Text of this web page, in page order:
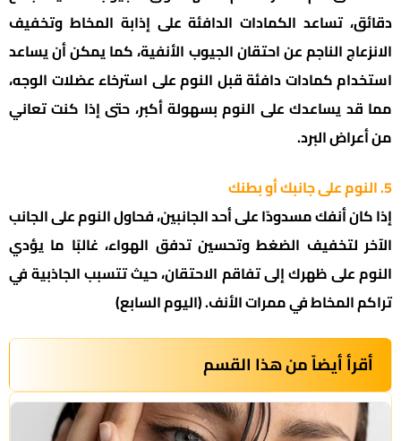
دقائق، تساعد الكمادات الدافئة على إذابة المخاط وتخفيف
الانزعاج الناجم عن احتقان الجيوب الأنفية، كما يمكن أن يساعد
استخدام كمادات دافئة قبل النوم على استرخاء عضلات الوجه،
مما قد يساعدك على النوم بسهولة أكبر، حتى إذا كنت تعاني
من أعراض البرد.
إذا كان أنفك مسدودًا على أحد الجانبين، فحاول النوم على الجانب
الآخر لتخفيف الضغط وتحسين تدفق الهواء، غالبًا ما يؤدي
النوم على ظهرك إلى تفاقم الاحتقان، حيث تتسبب الجاذبية في
تراكم المخاط في ممرات الأنف. (اليوم السابع)
أقرأ أيضاً من هذا القسم